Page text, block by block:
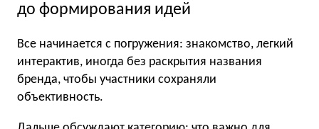
до формирования идей
Все начинается с погружения: знакомство, легкий
интерактив, иногда без раскрытия названия
бренда, чтобы участники сохраняли
объективность.